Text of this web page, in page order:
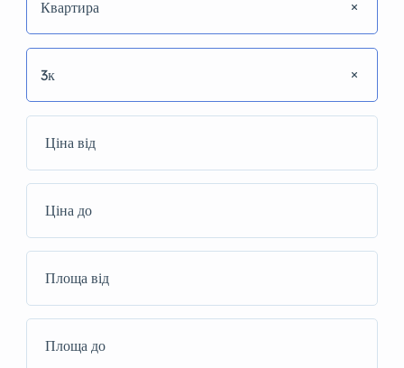
Квартира
3к